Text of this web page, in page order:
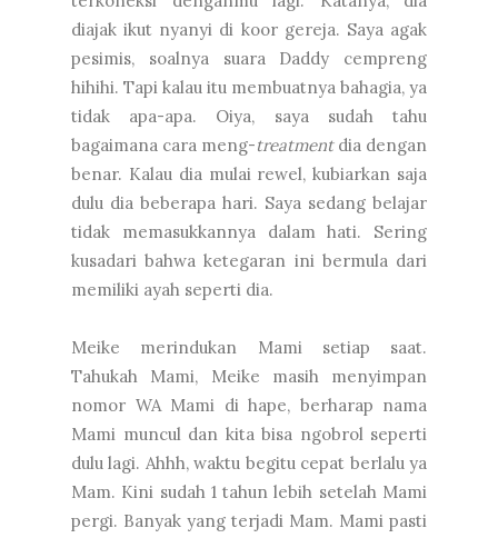
diajak ikut nyanyi di koor gereja. Saya agak
pesimis, soalnya suara Daddy cempreng
hihihi. Tapi kalau itu membuatnya bahagia, ya
tidak apa-apa. Oiya, saya sudah tahu
bagaimana cara meng-treatmentdia dengan
benar. Kalau dia mulai rewel, kubiarkan saja
dulu dia beberapa hari. Saya sedang belajar
tidak memasukkannya dalam hati. Sering
kusadari bahwa ketegaran ini bermula dari
memiliki ayah seperti dia.
Meike merindukan Mami setiap saat.
Tahukah Mami, Meike masih menyimpan
nomor WA Mami di hape, berharap nama
Mami muncul dan kita bisa ngobrol seperti
dulu lagi. Ahhh, waktu begitu cepat berlalu ya
Mam. Kini sudah 1 tahun lebih setelah Mami
pergi. Banyak yang terjadi Mam. Mami pasti